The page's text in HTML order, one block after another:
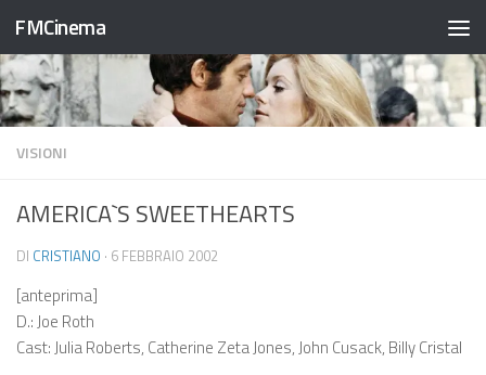
Salta al contenuto
FMCinema
VISIONI
AMERICA`S SWEETHEARTS
DI CRISTIANO · 6 FEBBRAIO 2002
[anteprima]
D.: Joe Roth
Cast: Julia Roberts, Catherine Zeta Jones, John Cusack, Billy Cristal